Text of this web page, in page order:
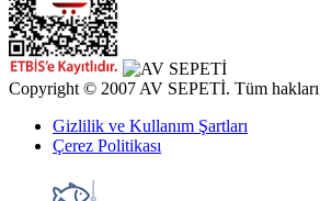
Copyright © 2007 AV SEPETİ. Tüm hakları
Gizlilik ve Kullanım Şartları
Çerez Politikası